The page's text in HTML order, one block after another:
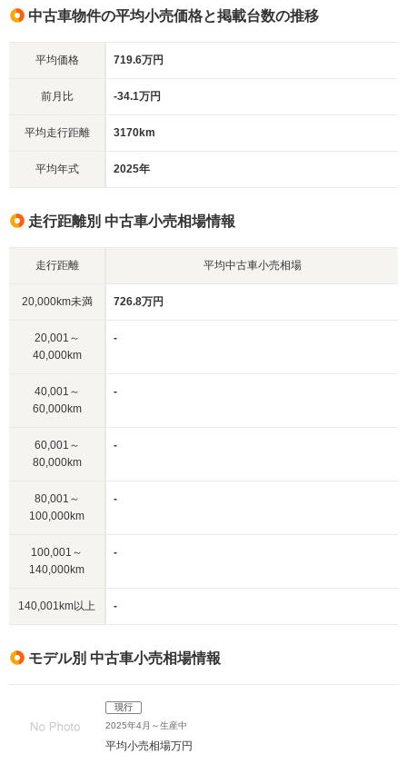
中古車物件の平均小売価格と掲載台数の推移
平均価格 719.6万円
前月比 -34.1万円
平均走行距離 3170km
平均年式 2025年
走行距離別 中古車小売相場情報
走行距離 平均中古車小売相場
20,000km未満 726.8万円
20,001～
40,000km
-
40,001～
60,000km
-
60,001～
80,000km
-
80,001～
100,000km
-
100,001～
140,000km
-
140,001km以上 -
モデル別 中古車小売相場情報
現行
2025年4月～生産中
平均小売相場万円